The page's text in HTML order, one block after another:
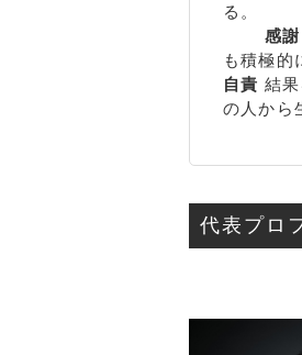
る。
感謝
も積極
自責 結
の人から
代表プロ